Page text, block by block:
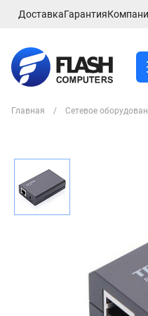
ДоставкаГарантия
Главная Сетевое
Ноутбуки и аксессуры
Компьютеры и
Сетевое оборудование
ТВ, Аудио и Видео